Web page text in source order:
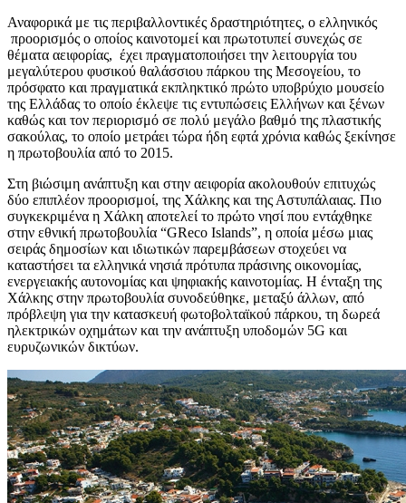
Αναφορικά με τις περιβαλλοντικές δραστηριότητες, ο ελληνικός
προορισμός ο οποίος καινοτομεί και πρωτοτυπεί συνεχώς σε
θέματα αειφορίας, έχει πραγματοποιήσει την λειτουργία του
μεγαλύτερου φυσικού θαλάσσιου πάρκου της Μεσογείου, το
πρόσφατο και πραγματικά εκπληκτικό πρώτο υποβρύχιο μουσείο
της Ελλάδας το οποίο έκλεψε τις εντυπώσεις Ελλήνων και ξένων
καθώς και τον περιορισμό σε πολύ μεγάλο βαθμό της πλαστικής
σακούλας, το οποίο μετράει τώρα ήδη εφτά χρόνια καθώς ξεκίνησε
η πρωτοβουλία από το 2015.
Στη βιώσιμη ανάπτυξη και στην αειφορία ακολουθούν επιτυχώς
δύο επιπλέον προορισμοί, της Χάλκης και της Αστυπάλαιας. Πιο
συγκεκριμένα η Χάλκη αποτελεί το πρώτο νησί που εντάχθηκε
στην εθνική πρωτοβουλία “GReco Islands”, η οποία μέσω μιας
σειράς δημοσίων και ιδιωτικών παρεμβάσεων στοχεύει να
καταστήσει τα ελληνικά νησιά πρότυπα πράσινης οικονομίας,
ενεργειακής αυτονομίας και ψηφιακής καινοτομίας. Η ένταξη της
Χάλκης στην πρωτοβουλία συνοδεύθηκε, μεταξύ άλλων, από
πρόβλεψη για την κατασκευή φωτοβολταϊκού πάρκου, τη δωρεά
ηλεκτρικών οχημάτων και την ανάπτυξη υποδομών 5G και
ευρυζωνικών δικτύων.